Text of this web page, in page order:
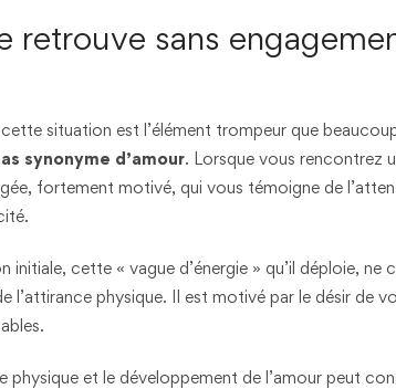
retrouve sans
cette situation est l’élément trompeur que
synonyme d’amour. Lorsque vous rencontrez
fortement motivé, qui vous témoigne de
cette « vague d’énergie » qu’il déploie, ne
l’attirance physique. Il est motivé par le désir de
physique et le développement de l’amour peut